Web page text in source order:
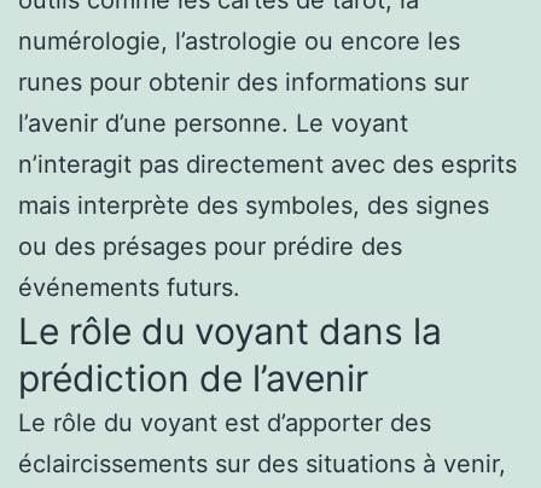
numérologie, l’astrologie ou encore les
runes pour obtenir des informations sur
l’avenir d’une personne. Le voyant
n’interagit pas directement avec des esprits
mais interprète des symboles, des signes
ou des présages pour prédire des
événements futurs.
Le rôle du voyant dans la
prédiction de l’avenir
Le rôle du voyant est d’apporter des
éclaircissements sur des situations à venir,